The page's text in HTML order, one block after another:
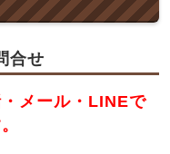
合せ
メール・LINEで